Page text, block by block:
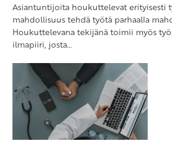
Asiantuntijoita houkuttelevat erityisesti
mahdollisuus tehdä työtä parhaalla
Houkuttelevana tekijänä toimii myös
ilmapiiri, josta…